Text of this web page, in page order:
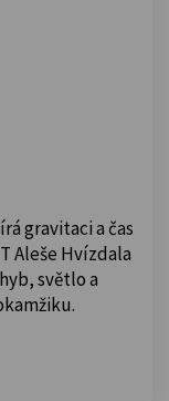
gravitaci a čas
Aleše Hvízdala
světlo a